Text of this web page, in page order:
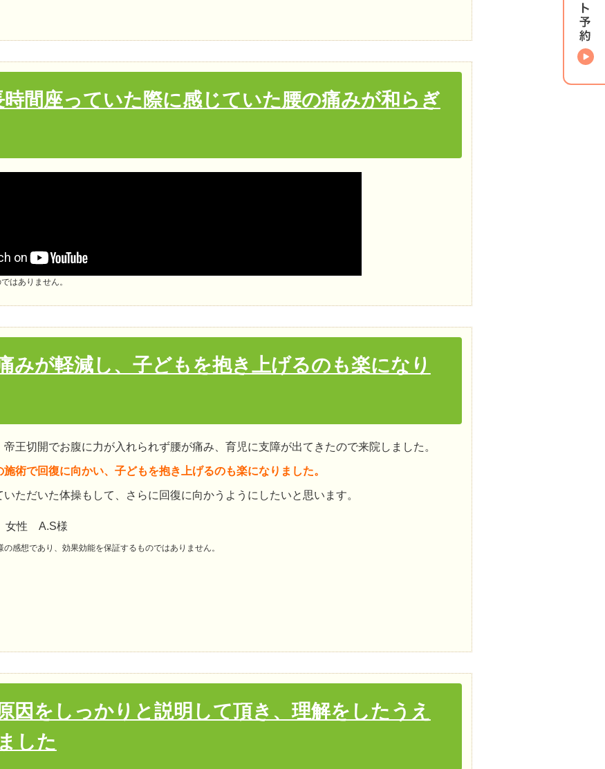
間座っていた際に感じていた腰の痛みが和らぎ
はありません。
みが軽減し、子どもを抱き上げるのも楽になり
帝王切開でお腹に力が入れられず腰が痛み、育児に支障が出てきたので来院しました。
施術で回復に向かい、子どもを抱き上げるのも楽になりました。
いただいた体操もして、さらに回復に向かうようにしたいと思います。
女性 A.S様
感想であり、効果効能を保証するものではありません。
因をしっかりと説明して頂き、理解をしたうえ
した